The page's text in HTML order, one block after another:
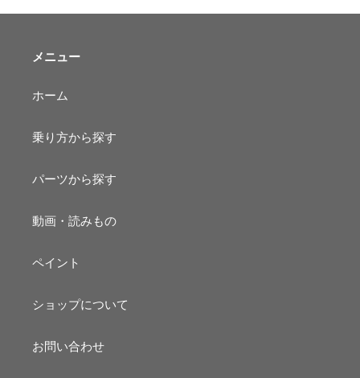
メニュー
ホーム
乗り方から探す
パーツから探す
動画・読みもの
ペイント
ショップについて
お問い合わせ